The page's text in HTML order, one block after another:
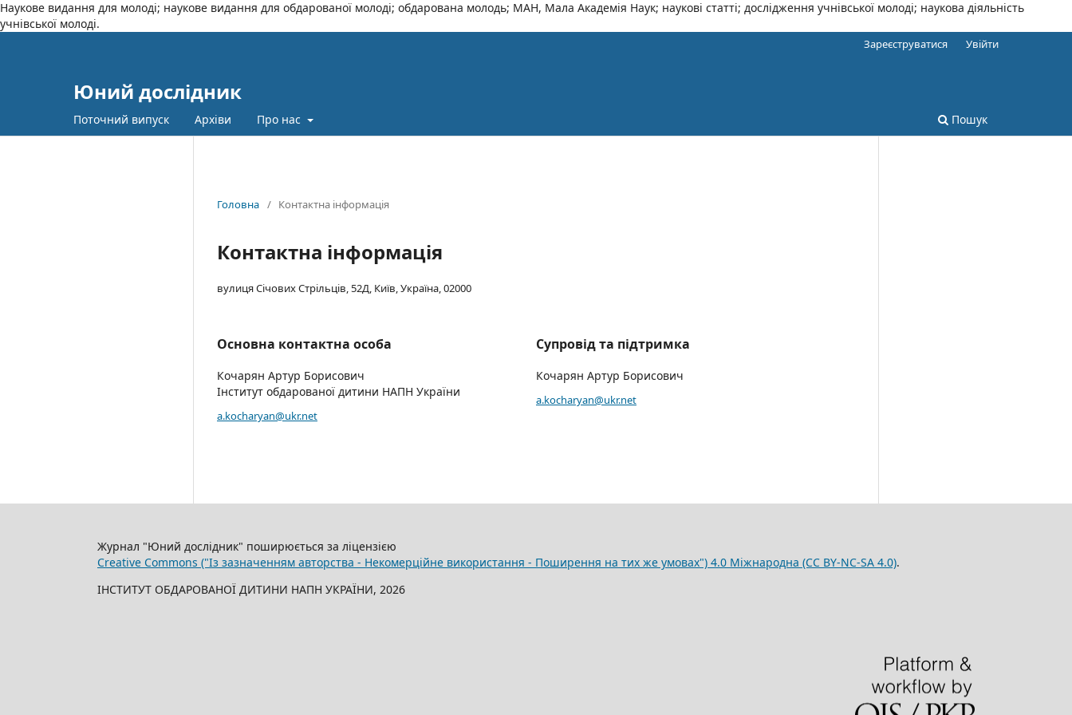
Наукове видання для молоді; наукове видання для обдарованої молоді; обдарована молодь; МАН, Мала Академія Наук; наукові статті; дослідження учнівської молоді; наукова діяльність
учнівської молоді.
Юний дослідник
Поточний випуск Архіви Про нас Пошук
Зареєструватися Увійти
Головна / Контактна інформація
Контактна інформація
вулиця Січових Стрільців, 52Д, Київ, Україна, 02000
Основна контактна особа
Кочарян Артур Борисович
Інститут обдарованої дитини НАПН України
a.kocharyan@ukr.net
Супровід та підтримка
Кочарян Артур Борисович
a.kocharyan@ukr.net
Журнал "Юний дослідник" поширюється за ліцензією
Creative Commons ("Із зазначенням авторства - Некомерційне використання - Поширення на тих же умовах") 4.0 Міжнародна (CC BY-NC-SA 4.0).
ІНСТИТУТ ОБДАРОВАНОЇ ДИТИНИ НАПН УКРАЇНИ, 2026